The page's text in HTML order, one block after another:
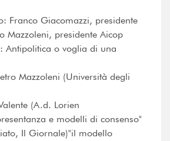
Franco Giacomazzi, presidente
Mazzoleni, presidente Aicop
Antipolitica o voglia di una
Mazzoleni (Università degli
(A.d. Lorien
e modelli di consenso"
Il Giornale)"il modello